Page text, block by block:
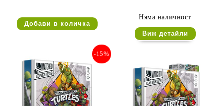
MINIATURE PACK)
Няма наличност
Виж детайли
-15%